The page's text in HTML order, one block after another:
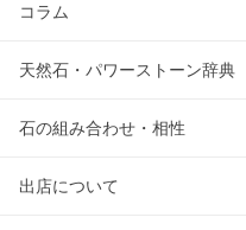
コラム
天然石・パワーストーン辞典
石の組み合わせ・相性
出店について